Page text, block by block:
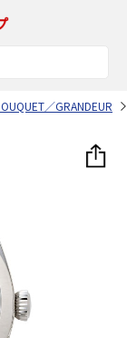
／GRANDEUR